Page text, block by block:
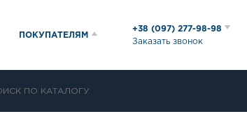
ПОКУПАТЕЛЯМ
+38 (097) 277-98-98
Заказать звонок